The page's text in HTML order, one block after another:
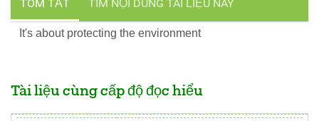
TÓM TẮT TÌM NỘI DUNG TÀI LIỆU NÀY
It's about protecting the environment
Tài liệu cùng cấp độ đọc hiểu